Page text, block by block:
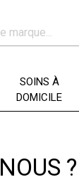
SOINS À
DOMICILE
?